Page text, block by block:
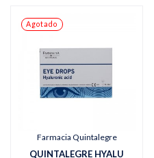
Agotado
Farmacia Quintalegre
QUINTALEGRE HYALU